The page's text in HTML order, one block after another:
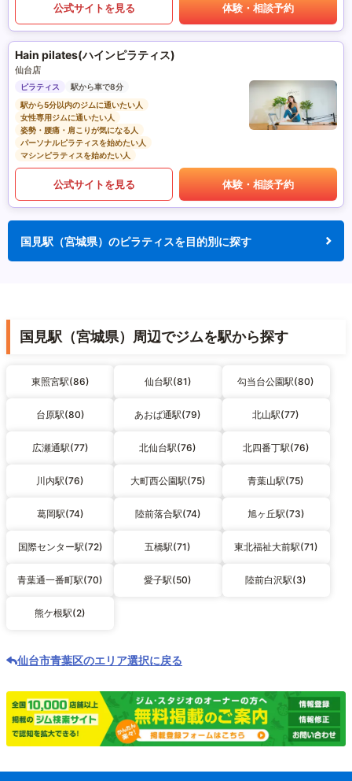
公式サイトを見る 体験・相談予約
Hain pilates(ハインピラティス)
仙台店
ピラティス
駅から車で8分
駅から5分以内のジムに通いたい人
女性専用ジムに通いたい人
姿勢・腰痛・肩こりが気になる人
パーソナルピラティスを始めたい人
マシンピラティスを始めたい人
公式サイトを見る 体験・相談予約
国見駅（宮城県）のピラティスを目的別に探す
国見駅（宮城県）周辺でジムを駅から探す
東照宮駅(86) 仙台駅(81) 勾当台公園駅(80)
台原駅(80) あおば通駅(79) 北山駅(77)
広瀬通駅(77) 北仙台駅(76) 北四番丁駅(76)
川内駅(76) 大町西公園駅(75) 青葉山駅(75)
葛岡駅(74) 陸前落合駅(74) 旭ヶ丘駅(73)
国際センター駅(72) 五橋駅(71) 東北福祉大前駅(71)
青葉通一番町駅(70) 愛子駅(50) 陸前白沢駅(3)
熊ケ根駅(2)
仙台市青葉区のエリア選択に戻る